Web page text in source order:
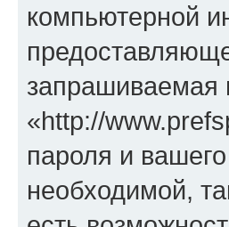
компьютерной
запрашиваемая
«http://
пароля и
необходимой,